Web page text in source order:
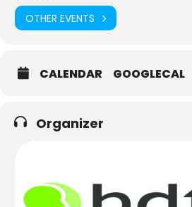
OTHER EVENTS
CALENDAR GOOGLECAL
Organizer